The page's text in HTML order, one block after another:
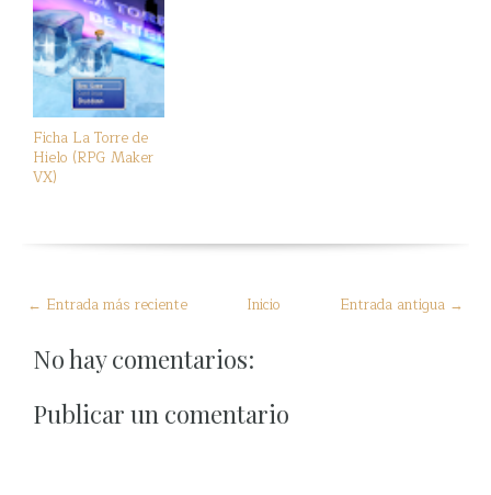
Ficha La Torre de
Hielo (RPG Maker
VX)
← Entrada más reciente Entrada antigua →
Inicio
No hay comentarios:
Publicar un comentario